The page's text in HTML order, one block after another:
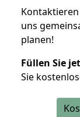
uns
planen!
Füllen Sie
Sie